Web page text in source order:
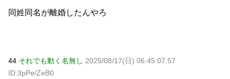
同姓同名が離婚したんやろ
44 それでも動く名無し 2025/08/17(日) 06:45:07.57
ID:3pPe/ZeB0